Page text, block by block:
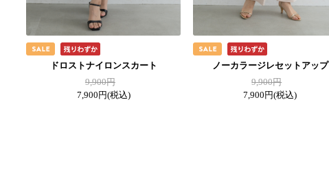
ドロストナイロンスカート
9,900円
7,900円(税込)
ノーカラージレセットアップ
9,900円
7,900円(税込)